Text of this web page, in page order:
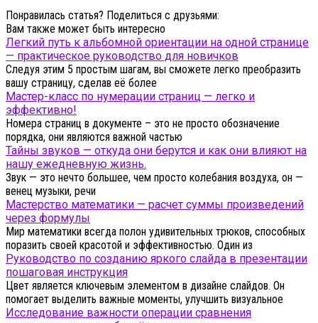
Понравилась статья? Поделиться с друзьями:
Вам также может быть интересно
Легкий путь к альбомной ориентации на одной странице
— практическое руководство для новичков
Следуя этим 5 простым шагам, вы сможете легко преобразить
вашу страницу, сделав её более
Мастер-класс по нумерации страниц — легко и
эффективно!
Номера страниц в документе – это не просто обозначение
порядка, они являются важной частью
Тайны звуков — откуда они берутся и как они влияют на
нашу ежедневную жизнь.
Звук — это нечто большее, чем просто колебания воздуха, он —
венец музыки, речи
Мастерство математики — расчет суммы произведений
через формулы
Мир математики всегда полон удивительных трюков, способных
поразить своей красотой и эффективностью. Один из
Руководство по созданию яркого слайда в презентации
пошаговая инструкция
Цвет является ключевым элементом в дизайне слайдов. Он
помогает выделить важные моменты, улучшить визуальное
Исследование важности операции сравнения